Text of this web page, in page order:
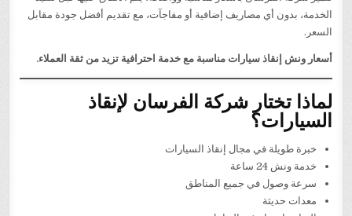
الخدمة، بدون أي مصاريف إضافية أو مفاجآت، مع تقديم أفضل جودة مقابل
السعر.
أسعار ونش إنقاذ سيارات مناسبة مع خدمة احترافية تزيد من ثقة العملاء.
لماذا تختار شركة الفرسان لإنقاذ
السيارات؟
خبرة طويلة في مجال إنقاذ السيارات
خدمة ونش 24 ساعة
سرعة وصول في جميع المناطق
معدات حديثة